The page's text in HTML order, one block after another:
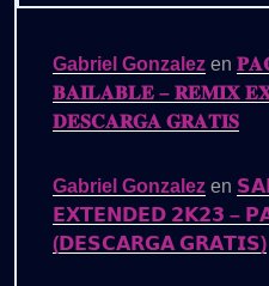
Gabriel Gonzalez en
𝐁𝐀𝐈𝐋𝐀𝐁𝐋𝐄 – 𝐑𝐄𝐌𝐈𝐗
𝐃𝐄𝐒𝐂𝐀𝐑𝐆𝐀 𝐆𝐑𝐀𝐓𝐈𝐒
Gabriel Gonzalez en
𝗘𝗫𝗧𝗘𝗡𝗗𝗘𝗗 𝟮𝗞𝟮𝟯 –
(𝗗𝗘𝗦𝗖𝗔𝗥𝗚𝗔 𝗚𝗥𝗔𝗧𝗜𝗦)